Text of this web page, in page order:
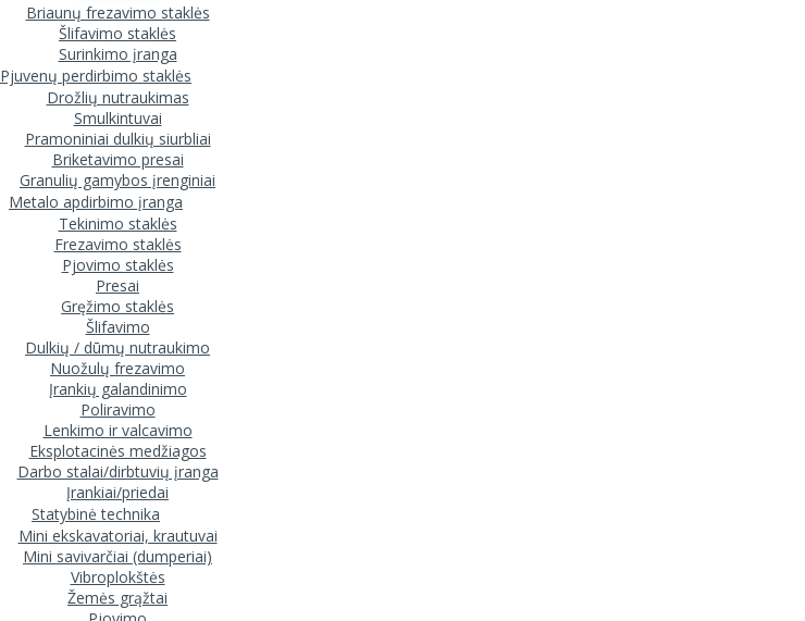
Briaunų frezavimo staklės
Šlifavimo staklės
Surinkimo įranga
Pjuvenų perdirbimo staklės
Drožlių nutraukimas
Smulkintuvai
Pramoniniai dulkių siurbliai
Briketavimo presai
Granulių gamybos įrenginiai
Metalo apdirbimo įranga
Tekinimo staklės
Frezavimo staklės
Pjovimo staklės
Presai
Gręžimo staklės
Šlifavimo
Dulkių / dūmų nutraukimo
Nuožulų frezavimo
Įrankių galandinimo
Poliravimo
Lenkimo ir valcavimo
Eksplotacinės medžiagos
Darbo stalai/dirbtuvių įranga
Įrankiai/priedai
Statybinė technika
Mini ekskavatoriai, krautuvai
Mini savivarčiai (dumperiai)
Vibroplokštės
Žemės grąžtai